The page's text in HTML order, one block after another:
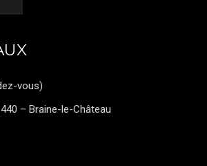
vous)
– Braine-le-Château